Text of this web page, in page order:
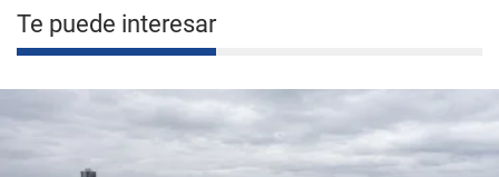
Te puede interesar